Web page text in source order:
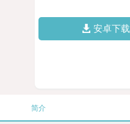
安卓下载
简介